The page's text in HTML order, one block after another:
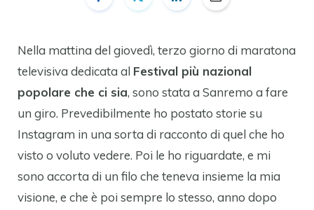
Nella mattina del giovedì, terzo giorno di maratona
televisiva dedicata al Festival più nazional
popolare che ci sia, sono stata a Sanremo a fare
un giro. Prevedibilmente ho postato storie su
Instagram in una sorta di racconto di quel che ho
visto o voluto vedere. Poi le ho riguardate, e mi
sono accorta di un filo che teneva insieme la mia
visione, e che è poi sempre lo stesso, anno dopo